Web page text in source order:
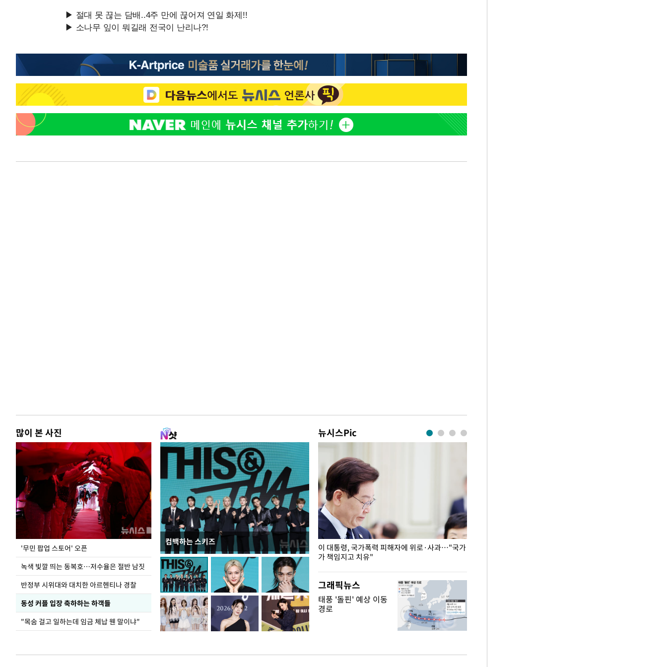
많이 본 사진
'무민 팝업 스토어' 오픈
녹색 빛깔 띄는 동복호…저수율은 절반 남짓
반정부 시위대와 대치한 아르헨티나 경찰
동성 커플 입장 축하하는 하객들
"목숨 걸고 일하는데 임금 체납 웬 말이냐"
컴백하는 스키즈
뉴시스Pic
지석천 뒤덮은 개구리밥
이 대통령, 국가폭력 피해자에 위로·사과…"국가
가 책임지고 치유"
그래픽뉴스
태풍 '돌핀' 예상 이동
경로